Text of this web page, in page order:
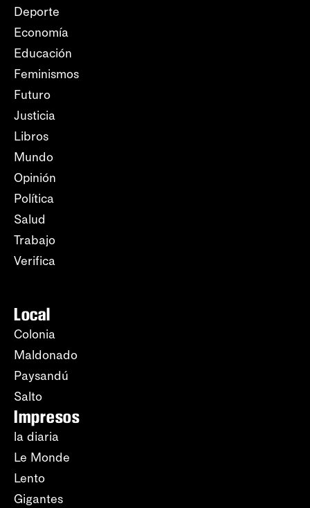
Deporte
Economía
Educación
Feminismos
Futuro
Justicia
Libros
Mundo
Opinión
Política
Salud
Trabajo
Verifica
Local
Colonia
Maldonado
Paysandú
Salto
Impresos
la diaria
Le Monde
Lento
Gigantes